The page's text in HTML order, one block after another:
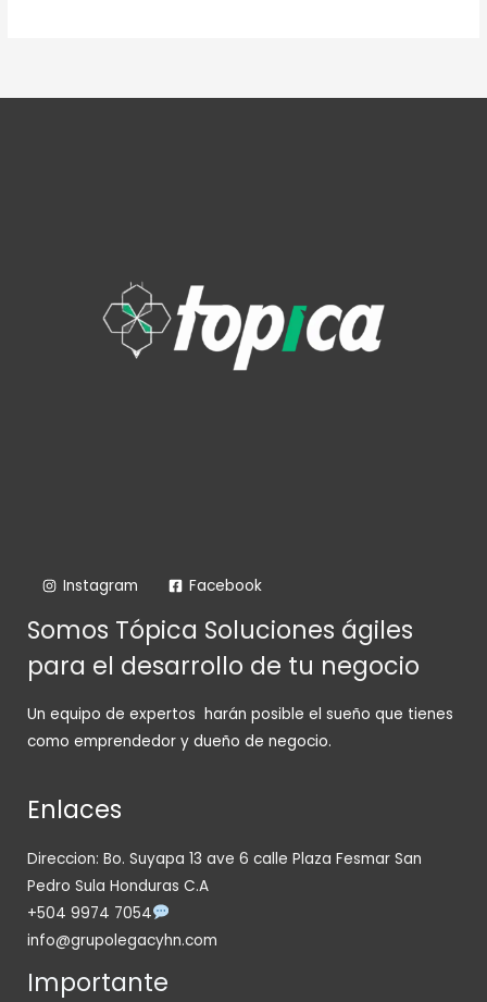
Instagram Facebook
Somos Tópica Soluciones ágiles
para el desarrollo de tu negocio
Un equipo de expertos harán posible el sueño que tienes
como emprendedor y dueño de negocio.
Enlaces
Direccion: Bo. Suyapa 13 ave 6 calle Plaza Fesmar San
Pedro Sula Honduras C.A
+504 9974 7054
info@grupolegacyhn.com
Importante